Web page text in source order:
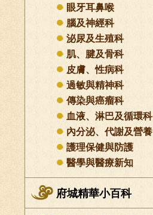
眼牙耳鼻喉
腦及神經科
泌尿及生殖科
肌、腱及骨科
皮膚、性病科
過敏與精神科
傳染與癌瘤科
血液、淋巴及循環科
內分泌、代謝及營養
護理保健與防護
醫學與醫療新知
府城精華小百科